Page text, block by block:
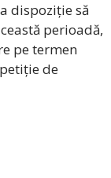
dispoziție să
perioadă,
pe termen
de